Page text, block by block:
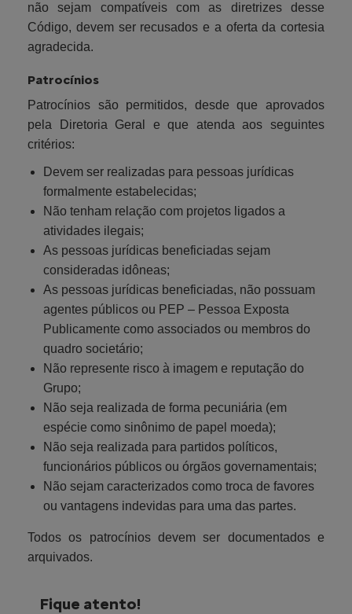
não sejam compatíveis com as diretrizes desse
Código, devem ser recusados e a oferta da cortesia
agradecida.
Patrocínios
Patrocínios são permitidos, desde que aprovados
pela Diretoria Geral e que atenda aos seguintes
critérios:
Devem ser realizadas para pessoas jurídicas
formalmente estabelecidas;
Não tenham relação com projetos ligados a
atividades ilegais;
As pessoas jurídicas beneficiadas sejam
consideradas idôneas;
As pessoas jurídicas beneficiadas, não possuam
agentes públicos ou PEP – Pessoa Exposta
Publicamente como associados ou membros do
quadro societário;
Não represente risco à imagem e reputação do
Grupo;
Não seja realizada de forma pecuniária (em
espécie como sinônimo de papel moeda);
Não seja realizada para partidos políticos,
funcionários públicos ou órgãos governamentais;
Não sejam caracterizados como troca de favores
ou vantagens indevidas para uma das partes.
Todos os patrocínios devem ser documentados e
arquivados.
Fique atento!